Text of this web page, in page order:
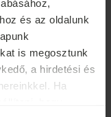
és az oldalunk
is megosztunk
a hirdetési és
Ha